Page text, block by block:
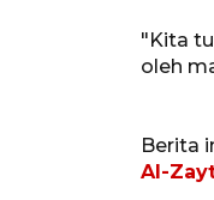
"Kita
oleh
Berita
Al-